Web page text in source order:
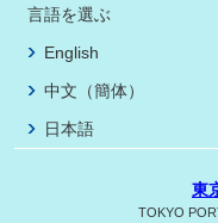
言語を選ぶ
English
中文（簡体）
日本語
東
TOKYO